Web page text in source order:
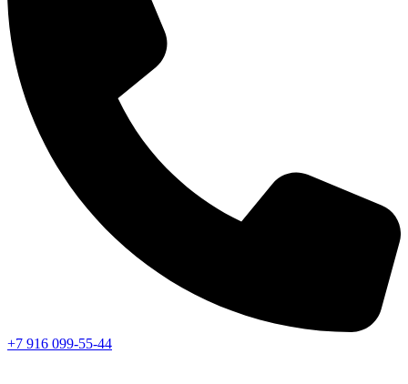
+7 916 099-55-44